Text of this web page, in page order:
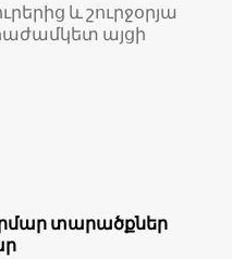
և շուրջօրյա
այցի
տարածքներ